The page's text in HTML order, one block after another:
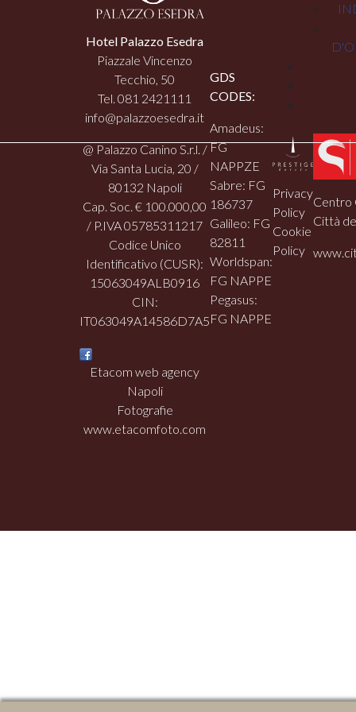
Hotel Palazzo Esedra
Piazzale Vincenzo
Tecchio, 50
Tel. 081 2421111
info@palazzoesedra.it
@ Palazzo Canino S.r.l. /
Via Santa Lucia, 20 /
80132 Napoli
Cap. Soc. € 100.000,00
/ P.IVA 05785311217
Codice Unico
Identificativo (CUSR):
15063049ALB0916
CIN:
IT063049A14586D7A5
Etacom web agency
Napoli
Fotografie
www.etacomfoto.com
GDS
CODES:
Amadeus:
FG
NAPPZE
Sabre: FG
186737
Galileo: FG
82811
Worldspan:
FG NAPPE
Pegasus:
FG NAPPE
Privacy
Policy
Cookie
Policy
Centro
Città